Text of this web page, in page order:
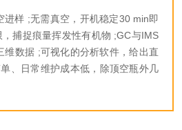
进样 ;无需真空，开机稳定30 min即
，捕捉痕量挥发性有机物 ;GC与IMS
三维数据 ;可视化的分析软件，给出直
、日常维护成本低，除顶空瓶外几